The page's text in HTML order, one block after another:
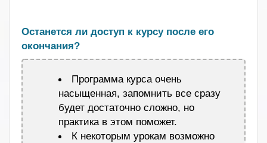
Останется ли доступ к курсу после его
окончания?
Программа курса очень
насыщенная, запомнить все сразу
будет достаточно сложно, но
практика в этом поможет.
К некоторым урокам возможно